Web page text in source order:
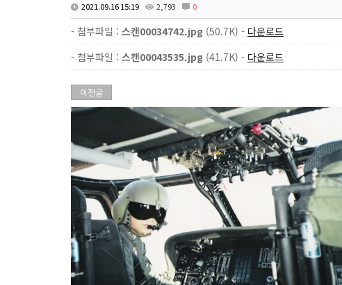
2021.09.16 15:19 2,793 0
- 첨부파일 : 스캔00034742.jpg (50.7K) - 다운로드
- 첨부파일 : 스캔00043535.jpg (41.7K) - 다운로드
이전글